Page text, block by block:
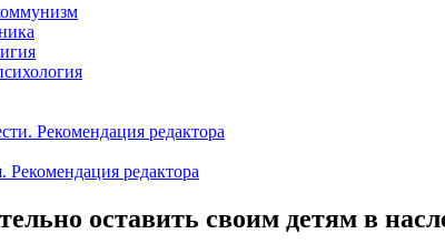
Рекомендация редактора
редактора
оставить своим детям в